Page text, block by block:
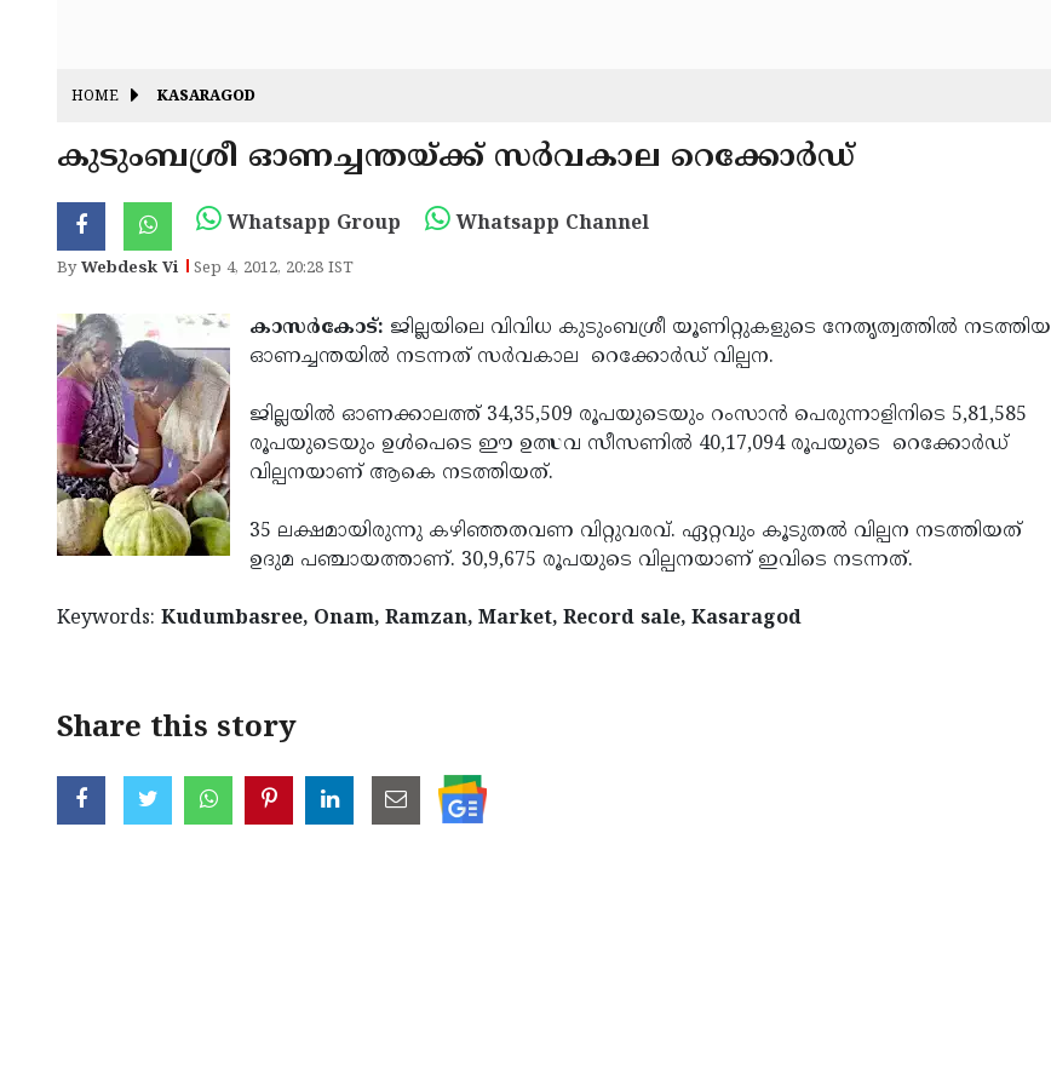
HOME KASARAGOD
കുടുംബശ്രീ ഓണച്ചന്തയ്ക്ക് സര്‍വകാല റെക്കോര്‍ഡ്
Whatsapp Group Whatsapp Channel
ByWebdesk Vi Sep 4, 2012, 20:28 IST
കാസര്‍കോട്: ജില്ലയിലെ വിവിധ കുടുംബശ്രീ യൂണിറ്റുകളുടെ നേതൃത്വത്തില്‍ നടത്തിയ
ഓണച്ചന്തയില്‍ നടന്നത് സര്‍വകാല റെക്കോര്‍ഡ് വില്പന.
ജില്ലയില്‍ ഓണക്കാലത്ത് 34,35,509 രൂപയുടെയും റംസാന്‍ പെരുന്നാളിനിടെ 5,81,585
രൂപയുടെയും ഉള്‍­പെടെ ഈ ഉത്സവ സീസണില്‍ 40,17,094 രൂപയുടെ റെക്കോര്‍ഡ്
വില്പനയാണ് ആകെ നടത്തിയത്.
35 ലക്ഷമായിരുന്നു കഴിഞ്ഞതവണ വിറ്റുവരവ്. ഏറ്റവും കൂടുതല്‍ വില്പന നടത്തിയത്
ഉദുമ പഞ്ചായത്താണ്. 30,9,675 രൂപയുടെ വില്പനയാണ് ഇവിടെ നടന്നത്.
Keywords: Kudumbasree, Onam, Ramzan, Market, Record sale, Kasaragod
Share this story